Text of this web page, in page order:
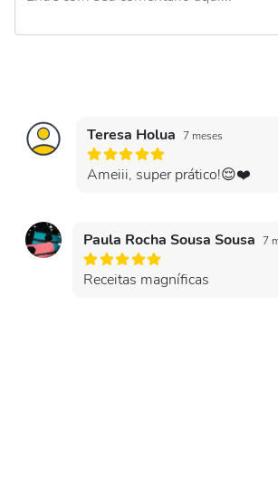
Teresa Holua 7 meses
Ameiii, super prático!😌❤️
Paula Rocha Sousa Sousa 7
Receitas magníficas